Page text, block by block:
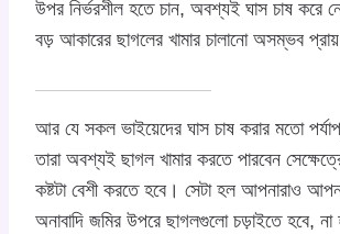
উপর নির্ভরশীল হতে চান, অবশ্যই ঘাস চাষ করে
বড় আকারের ছাগলের খামার চালানো অসম্ভব
আর যে সকল ভাইয়েদের ঘাস চাষ করার মতো
তারা অবশ্যই ছাগল খামার করতে পারবেন
কষ্টটা বেশী করতে হবে। সেটা হল আপনারাও
অনাবাদি জমির উপরে ছাগলগুলো চড়াইতে হবে, না